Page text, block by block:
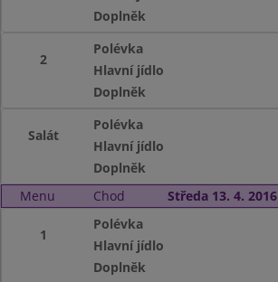
Doplněk
2
Polévka
Hlavní jídlo
Doplněk
Salát
Polévka
Hlavní jídlo
Doplněk
Menu
Chod Středa 13. 4. 2016
1
Polévka
Hlavní jídlo
Doplněk